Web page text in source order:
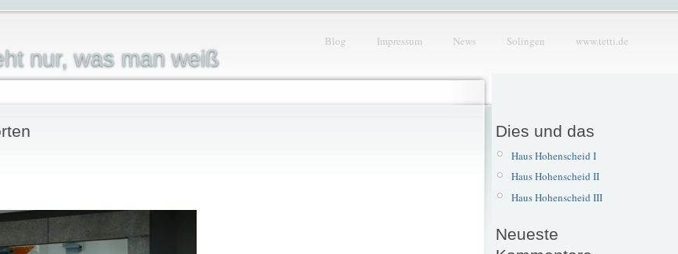
nur, was man weiß
Blog Impressum News Solingen www.tetti.de
Dies und das
Haus Hohenscheid I
Haus Hohenscheid II
Haus Hohenscheid III
Neueste